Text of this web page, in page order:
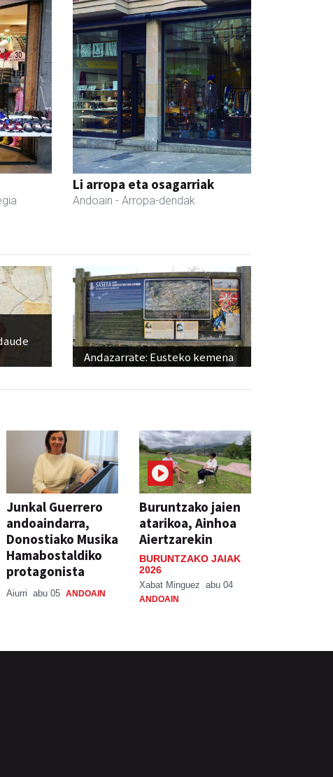
Li arropa eta osagarriak
Andoain - Arropa-dendak
Andazarrate: Eusteko kemena
Junkal Guerrero
andoaindarra,
Donostiako Musika
Hamabostaldiko
protagonista
Aiurri abu 05 ANDOAIN
Buruntzako jaien
atarikoa, Ainhoa
Aiertzarekin
BURUNTZAKO JAIAK
2026
Xabat Minguez abu 04
ANDOAIN